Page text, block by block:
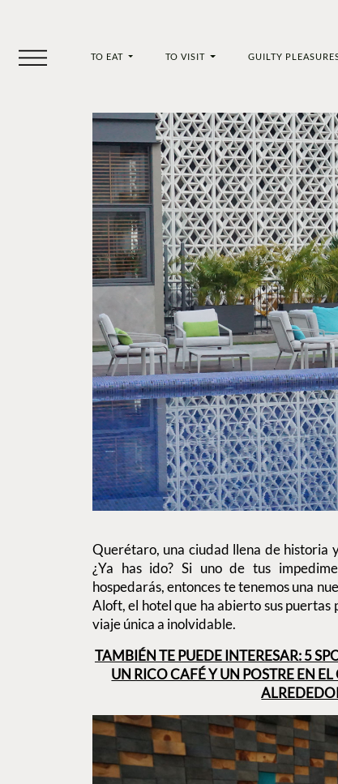
TO EAT TO VISIT GUILTY
Querétaro, una ciudad llena de historia
¿Ya has ido? Si uno de tus
hospedarás, entonces te tenemos una
Aloft, el hotel que ha abierto sus
viaje única a inolvidable.
TAMBIÉN TE PUEDE INTERESAR: 5
UN RICO CAFÉ Y UN POSTRE EN